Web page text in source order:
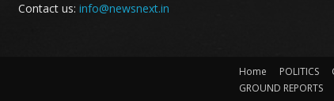
Contact us: info@newsnext.in
Home POLITICS
GROUND REPORTS